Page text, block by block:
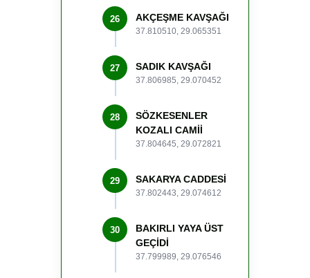
26 AKÇEŞME KAVŞAĞI
37.810510, 29.065351
27 SADIK KAVŞAĞI
37.806985, 29.070452
28
SÖZKESENLER
KOZALI CAMİİ
37.804645, 29.072821
29 SAKARYA CADDESİ
37.802443, 29.074612
30
BAKIRLI YAYA ÜST
GEÇİDİ
37.799989, 29.076546